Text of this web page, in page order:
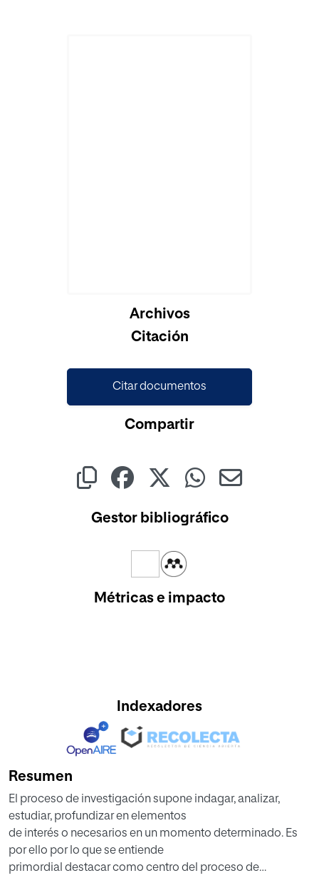
Archivos
Citación
Citar documentos
Compartir
Gestor bibliográfico
Métricas e impacto
Indexadores
Resumen
El proceso de investigación supone indagar, analizar,
estudiar, profundizar en elementos
de interés o necesarios en un momento determinado. Es
por ello por lo que se entiende
primordial destacar como centro del proceso de